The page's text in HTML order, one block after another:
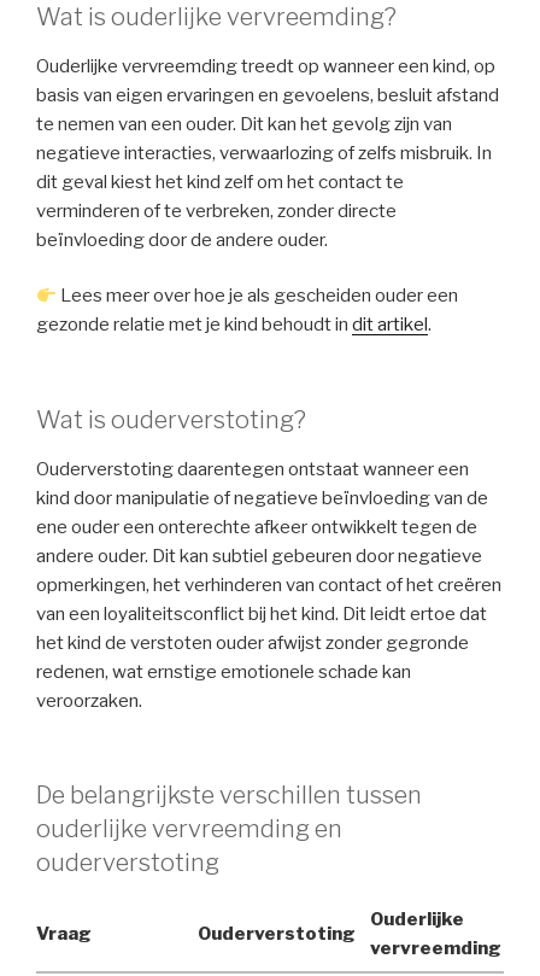
Wat is ouderlijke vervreemding?
Ouderlijke vervreemding treedt op wanneer een kind, op
basis van eigen ervaringen en gevoelens, besluit afstand
te nemen van een ouder. Dit kan het gevolg zijn van
negatieve interacties, verwaarlozing of zelfs misbruik. In
dit geval kiest het kind zelf om het contact te
verminderen of te verbreken, zonder directe
beïnvloeding door de andere ouder.
Lees meer over hoe je als gescheiden ouder een
gezonde relatie met je kind behoudt in dit artikel.
Wat is ouderverstoting?
Ouderverstoting daarentegen ontstaat wanneer een
kind door manipulatie of negatieve beïnvloeding van de
ene ouder een onterechte afkeer ontwikkelt tegen de
andere ouder. Dit kan subtiel gebeuren door negatieve
opmerkingen, het verhinderen van contact of het creëren
van een loyaliteitsconflict bij het kind. Dit leidt ertoe dat
het kind de verstoten ouder afwijst zonder gegronde
redenen, wat ernstige emotionele schade kan
veroorzaken.
De belangrijkste verschillen tussen
ouderlijke vervreemding en
ouderverstoting
Vraag Ouderverstoting
Ouderlijke
vervreemding